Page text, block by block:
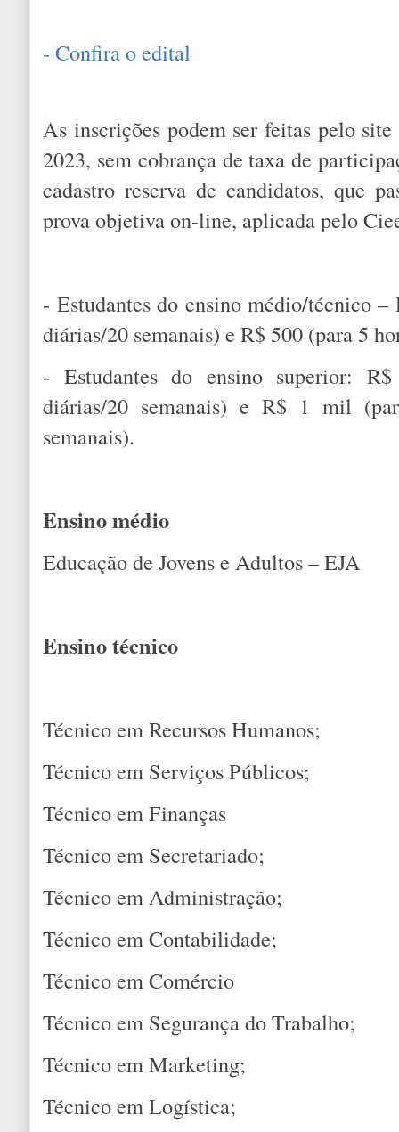
- Confira o edital
As inscrições podem ser feitas pelo
2023, sem cobrança de taxa de
cadastro reserva de candidatos, que
prova objetiva on-line, aplicada pelo
- Estudantes do ensino médio/técnico
diárias/20 semanais) e R$ 500 (para 5
- Estudantes do ensino superior:
diárias/20 semanais) e R$ 1 mil
semanais).
Ensino médio
Educação de Jovens e Adultos – EJA
Ensino técnico
Técnico em Recursos Humanos;
Técnico em Serviços Públicos;
Técnico em Finanças
Técnico em Secretariado;
Técnico em Administração;
Técnico em Contabilidade;
Técnico em Comércio
Técnico em Segurança do Trabalho;
Técnico em Marketing;
Técnico em Logística;